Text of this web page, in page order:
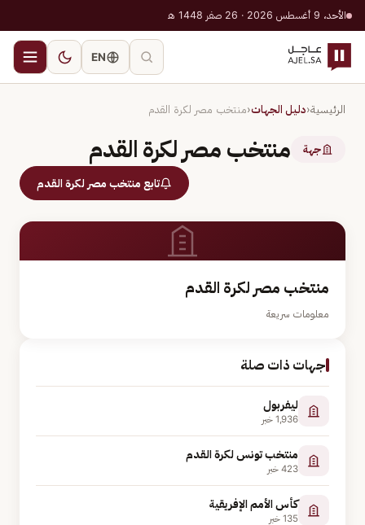
الأحد، 9 أغسطس 2026 · 26 صفر 1448 هـ
EN
الرئيسية‹دليل الجهات‹منتخب مصر لكرة القدم
جهة منتخب مصر لكرة القدم
تابع منتخب مصر لكرة القدم
منتخب مصر لكرة القدم
معلومات سريعة
جهات ذات صلة
ليفربول
1,936 خبر
منتخب تونس لكرة القدم
423 خبر
كأس الأمم الإفريقية
135 خبر